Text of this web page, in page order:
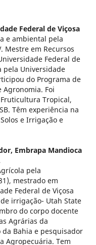
Federal de Viçosa
e ambiental pela
Mestre em Recursos
Federal de
pela Universidade
do Programa de
Agronomia. Foi
Tropical,
Têm experiência na
e Irrigação e
Embrapa Mandioca
pela
mestrado em
Federal de Viçosa
irrigação- Utah State
do corpo docente
Agrárias da
da Bahia e pesquisador
Agropecuária. Tem